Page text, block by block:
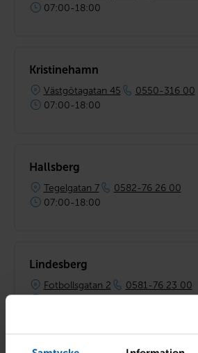
07:00-18:00
Kristinehamn
Västgötagatan 45
0550-316 00
07:00-18:00
Hallsberg
Tegelgatan 7
0582-76 26 00
07:00-18:00
Lindesberg
Fotbollsgatan 2
0581-76 23 00